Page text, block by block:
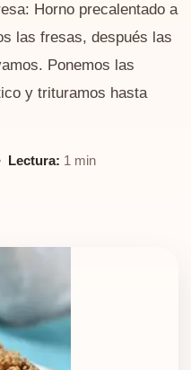
Horno precalentado a
las fresas, después las
Ponemos las
y trituramos hasta
Lectura: 1 min